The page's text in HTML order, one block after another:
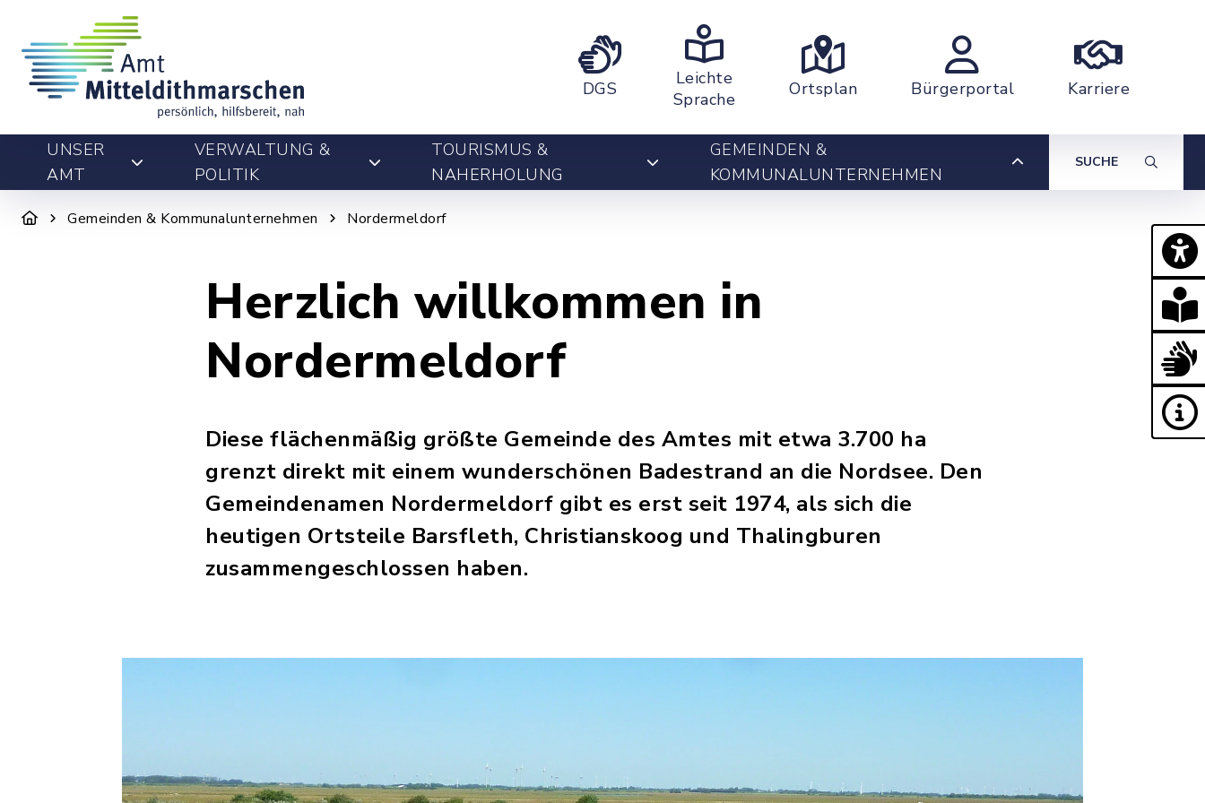
DGS
Leichte
Sprache
Ortsplan Bürgerportal Karriere
UNSER
AMT
VERWALTUNG &
POLITIK
TOURISMUS &
NAHERHOLUNG
GEMEINDEN &
KOMMUNALUNTERNEHMEN
SUCHE
Gemeinden & Kommunalunternehmen Nordermeldorf
Herzlich willkommen in
Nordermeldorf
Diese flächenmäßig größte Gemeinde des Amtes mit etwa 3.700 ha
grenzt direkt mit einem wunderschönen Badestrand an die Nordsee. Den
Gemeindenamen Nordermeldorf gibt es erst seit 1974, als sich die
heutigen Ortsteile Barsfleth, Christianskoog und Thalingburen
zusammengeschlossen haben.